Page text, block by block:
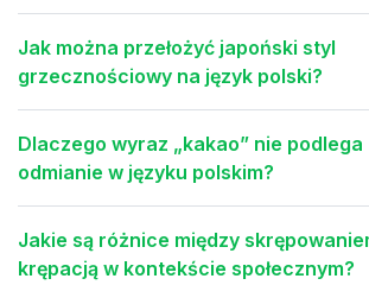
Jak można przełożyć japoński styl
grzecznościowy na język polski?
Dlaczego wyraz „kakao” nie podlega
odmianie w języku polskim?
Jakie są różnice między
krępacją w kontekście społecznym?